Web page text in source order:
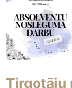
Tirgotāju